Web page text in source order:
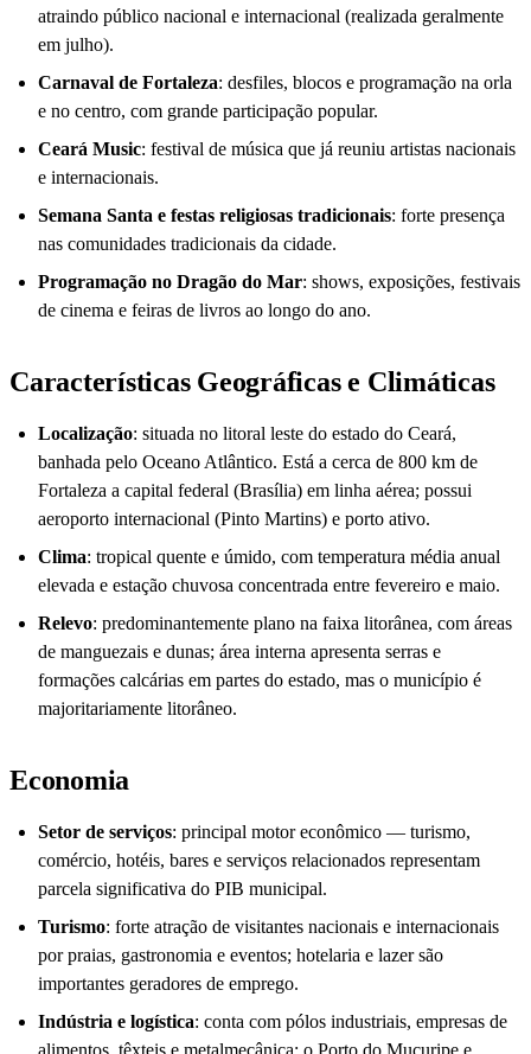
atraindo público nacional e internacional (realizada geralmente
em julho).
Carnaval de Fortaleza: desfiles, blocos e programação na orla
e no centro, com grande participação popular.
Ceará Music: festival de música que já reuniu artistas nacionais
e internacionais.
Semana Santa e festas religiosas tradicionais: forte presença
nas comunidades tradicionais da cidade.
Programação no Dragão do Mar: shows, exposições, festivais
de cinema e feiras de livros ao longo do ano.
Características Geográficas e Climáticas
Localização: situada no litoral leste do estado do Ceará,
banhada pelo Oceano Atlântico. Está a cerca de 800 km de
Fortaleza a capital federal (Brasília) em linha aérea; possui
aeroporto internacional (Pinto Martins) e porto ativo.
Clima: tropical quente e úmido, com temperatura média anual
elevada e estação chuvosa concentrada entre fevereiro e maio.
Relevo: predominantemente plano na faixa litorânea, com áreas
de manguezais e dunas; área interna apresenta serras e
formações calcárias em partes do estado, mas o município é
majoritariamente litorâneo.
Economia
Setor de serviços: principal motor econômico — turismo,
comércio, hotéis, bares e serviços relacionados representam
parcela significativa do PIB municipal.
Turismo: forte atração de visitantes nacionais e internacionais
por praias, gastronomia e eventos; hotelaria e lazer são
importantes geradores de emprego.
Indústria e logística: conta com pólos industriais, empresas de